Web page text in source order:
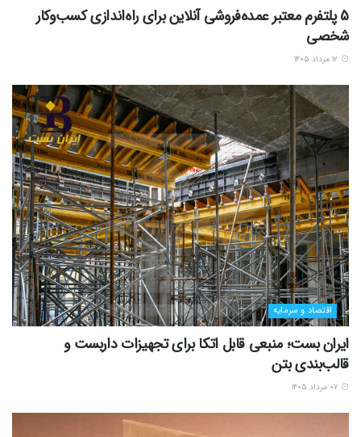
5 پلتفرم معتبر عمده‌فروشی آنلاین برای راه‌اندازی کسب‌وکار
شخصی
اقتصاد و سرمایه
ایران بست؛ منبعی قابل اتکا برای تجهیزات داربست و
قالب‌بندی بتن